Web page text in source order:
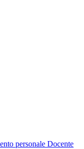
personale Docente